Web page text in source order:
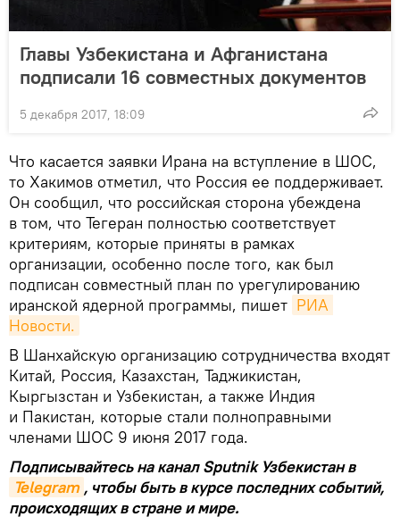
Главы Узбекистана и Афганистана
подписали 16 совместных документов
5 декабря 2017, 18:09
Что касается заявки Ирана на вступление в ШОС,
то Хакимов отметил, что Россия ее поддерживает.
Он сообщил, что российская сторона убеждена
в том, что Тегеран полностью соответствует
критериям, которые приняты в рамках
организации, особенно после того, как был
подписан совместный план по урегулированию
иранской ядерной программы, пишет РИА
Новости.
В Шанхайскую организацию сотрудничества входят
Китай, Россия, Казахстан, Таджикистан,
Кыргызстан и Узбекистан, а также Индия
и Пакистан, которые стали полноправными
членами ШОС 9 июня 2017 года.
Подписывайтесь на канал Sputnik Узбекистан в
Telegram , чтобы быть в курсе последних событий,
происходящих в стране и мире.